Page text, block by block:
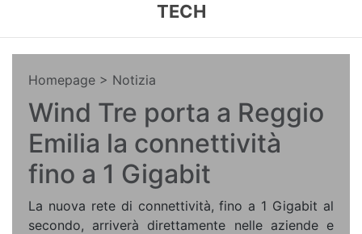
TECH
Homepage > Notizia
Wind Tre porta a Reggio
Emilia la connettività
fino a 1 Gigabit
La nuova rete di connettività, fino a 1 Gigabit al
secondo, arriverà direttamente nelle aziende e